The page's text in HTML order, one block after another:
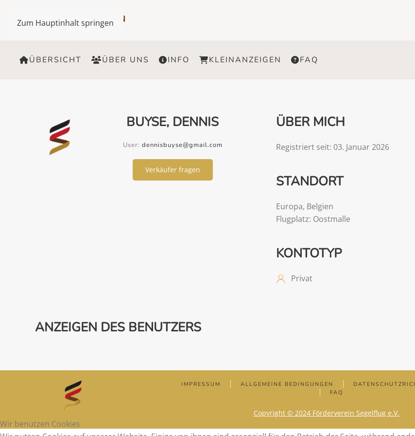
Zum Hauptinhalt springen
ÜBERSICHT ÜBER UNS INFO KLEINANZEIGEN FAQ
BUYSE, DENNIS
User: dennisbuyse@gmail.com
Verkäufer fragen
ÜBER MICH
Registriert seit: 03. Januar 2026
STANDORT
Europa, Belgien
Flugplatz: Oostmalle
KONTOTYP
Privat
ANZEIGEN DES BENUTZERS
IMPRESSUM ALLGEMEINE BEDINGUNGEN
FAQ
Copyright © 2024 Förderverein Segelflug e.V.
Wir benutzen Cookies